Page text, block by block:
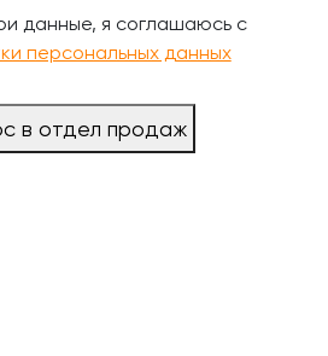
данные, я соглашаюсь с
персональных данных
в отдел продаж